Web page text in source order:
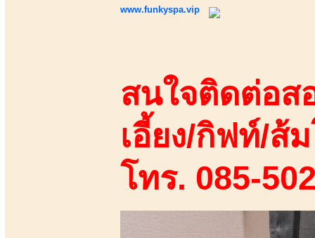
www.funkyspa.vip
สนใจติดต่อส
เอี้ยง/กิฟท์/ส้
โทร. 085-